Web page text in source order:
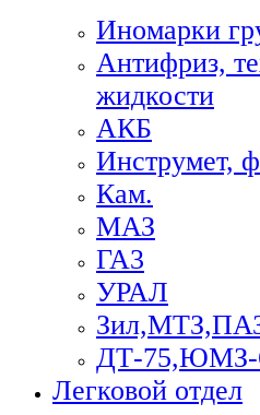
Иномарки
Антифриз,
жидкости
АКБ
Инструмет,
Кам.
МАЗ
ГА3
УРАЛ
ДТ-
Легковой отдел